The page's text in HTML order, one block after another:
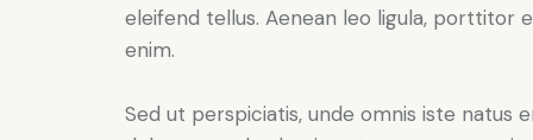
eleifend tellus. Aenean leo ligula, porttitor
enim.
Sed ut perspiciatis, unde omnis iste natus